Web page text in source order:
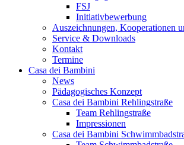
FSJ
Initiativbewerbung
Auszeichnungen, Kooperationen
Service & Downloads
Kontakt
Termine
Casa dei Bambini
News
Pädagogisches Konzept
Casa dei Bambini Rehlingstraße
Team Rehlingstraße
Impressionen
Casa dei Bambini